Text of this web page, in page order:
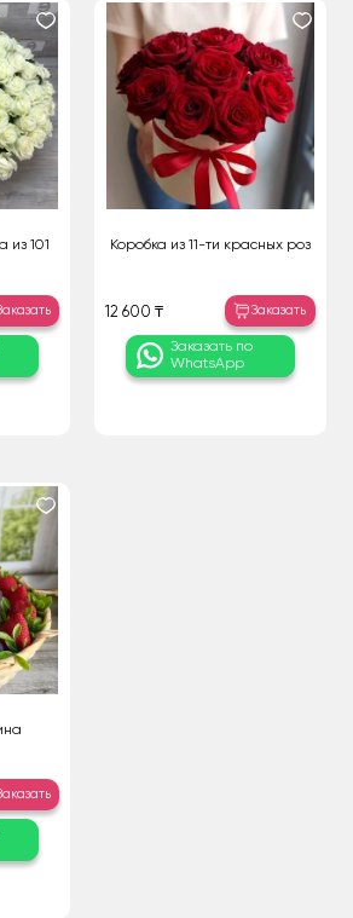
101
Коробка из 11-ти красных роз
12 600 ₸ Заказать
Заказать по
WhatsApp